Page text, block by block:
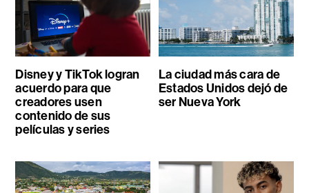
Disney y TikTok logran
acuerdo para que
creadores usen
contenido de sus
películas y series
La ciudad más cara de
Estados Unidos dejó de
ser Nueva York